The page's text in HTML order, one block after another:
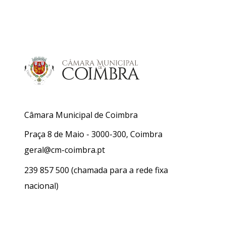
Câmara Municipal de Coimbra
Praça 8 de Maio - 3000-300, Coimbra
geral@cm-coimbra.pt
239 857 500 (chamada para a rede fixa
nacional)